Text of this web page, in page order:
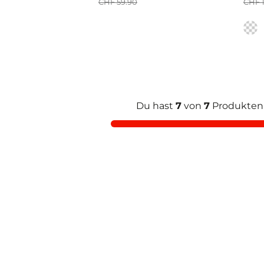
Du hast 7 von 7